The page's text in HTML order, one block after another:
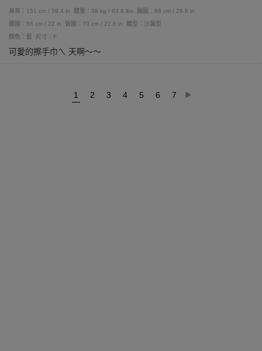
身高：151 cm / 59.4 in 體重：38 kg / 83.8 lbs
胸圍：68 cm / 26.8 in
腰圍：56 cm / 22 in
臀圍：70 cm / 27.6 in
體型：沙漏型
顏色：藍
尺寸：F
可愛的擦手巾ㄟ 天啊～～
1 2 3 4 5 6 7